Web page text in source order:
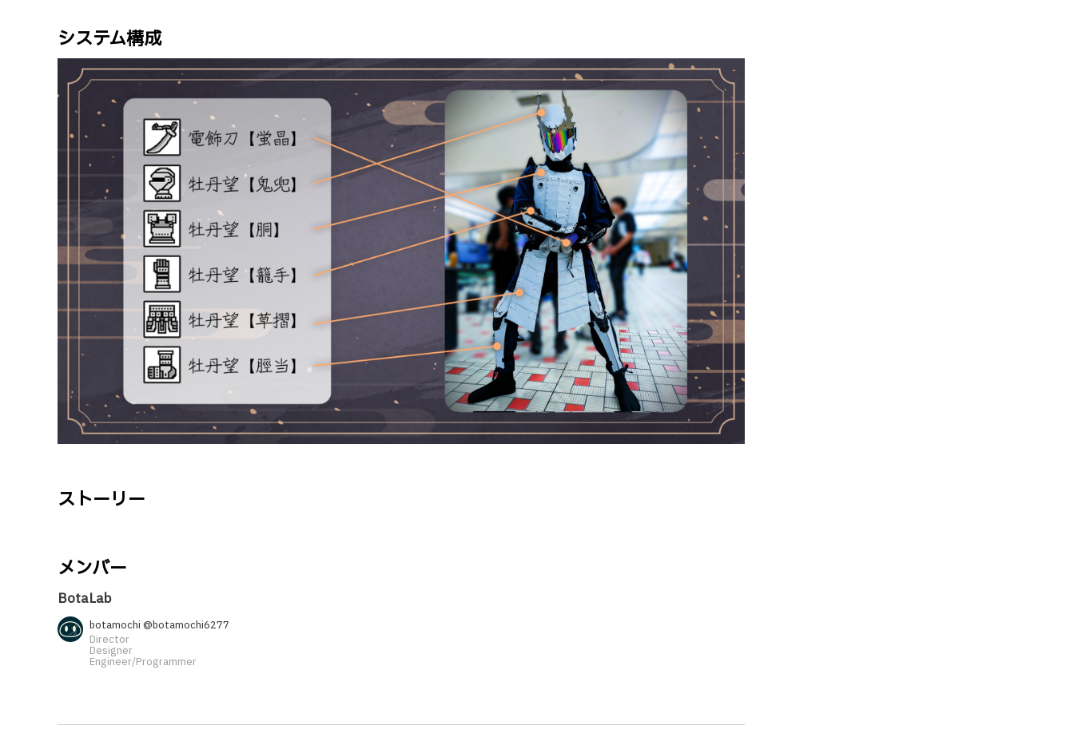
システム構成
ストーリー
メンバー
BotaLab
botamochi @botamochi6277
Director
Designer
Engineer/Programmer